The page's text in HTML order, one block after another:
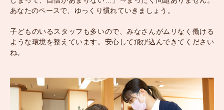
あなたのペースで、ゆっくり慣れていきましょう。
子どものいるスタッフも多いので、みなさんがムリなく働ける
ような環境を整えています。安心して飛び込んできてください
ね。